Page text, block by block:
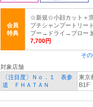
会員
特典
☆新規☆小顔カット＋
プチシャンプートリ
プー→ドライ→ブロー
7,700円
そ
対象店舗
〔注目度〕Ｎｏ．１ 表参
道 ＦＨＡＴＡＮ
東京
B1F